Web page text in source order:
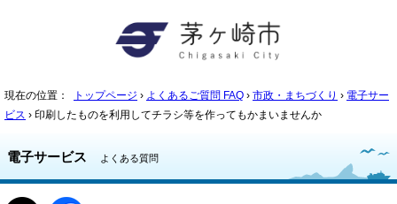
現在の位置： トップページ › よくあるご質問 FAQ › 市政・まちづくり › 電子サー
ビス › 印刷したものを利用してチラシ等を作ってもかまいませんか
電子サービス よくある質問